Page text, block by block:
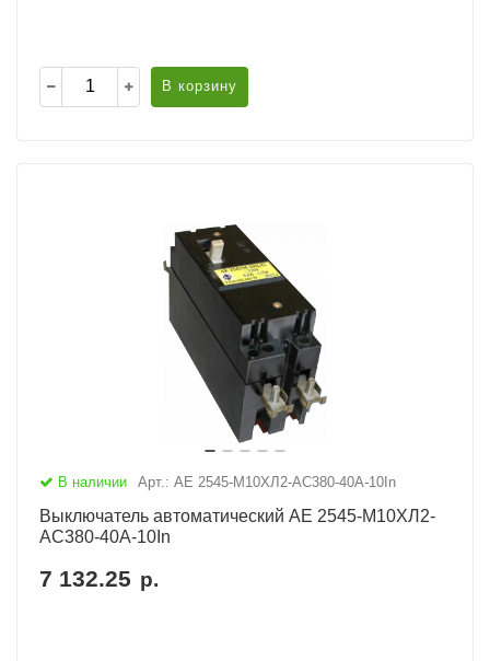
В корзину
В наличии Арт.: АЕ 2545-М10ХЛ2-AC380-40А-10In
Выключатель автоматический АЕ 2545-М10ХЛ2-
AC380-40А-10In
7 132.25 р.